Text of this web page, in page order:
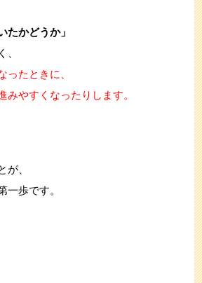
たかどうか」
、
ったときに、
みやすくなったりします。
が、
一歩です。